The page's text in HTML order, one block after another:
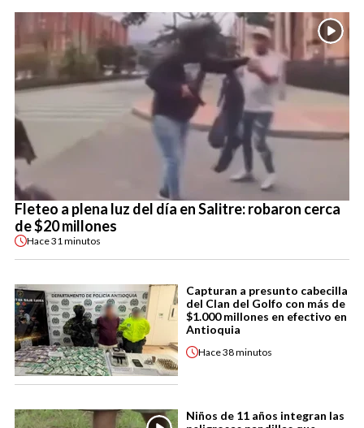
Fleteo a plena luz del día en Salitre: robaron cerca
de $20 millones
Hace31 minutos
Capturan a presunto cabecilla
del Clan del Golfo con más de
$1.000 millones en efectivo en
Antioquia
Hace38 minutos
Niños de 11 años integran las